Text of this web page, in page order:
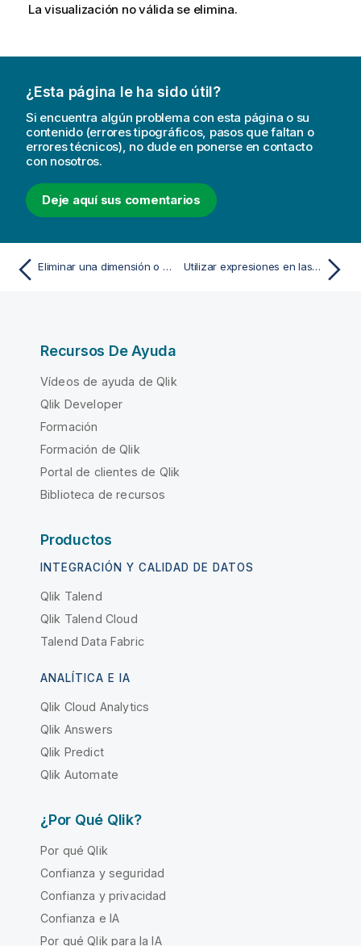
La visualización no válida se elimina.
¿Esta página le ha sido útil?
Si encuentra algún problema con esta página o su
contenido (errores tipográficos, pasos que faltan o
errores técnicos), no dude en ponerse en contacto
con nosotros.
Deje aquí sus comentarios
Eliminar una dimensión o medida maestras Utilizar expresiones en las visualizaciones
Recursos De Ayuda
Vídeos de ayuda de Qlik
Qlik Developer
Formación
Formación de Qlik
Portal de clientes de Qlik
Biblioteca de recursos
Productos
INTEGRACIÓN Y CALIDAD DE DATOS
Qlik Talend
Qlik Talend Cloud
Talend Data Fabric
ANALÍTICA E IA
Qlik Cloud Analytics
Qlik Answers
Qlik Predict
Qlik Automate
¿Por Qué Qlik?
Por qué Qlik
Confianza y seguridad
Confianza y privacidad
Confianza e IA
Por qué Qlik para la IA